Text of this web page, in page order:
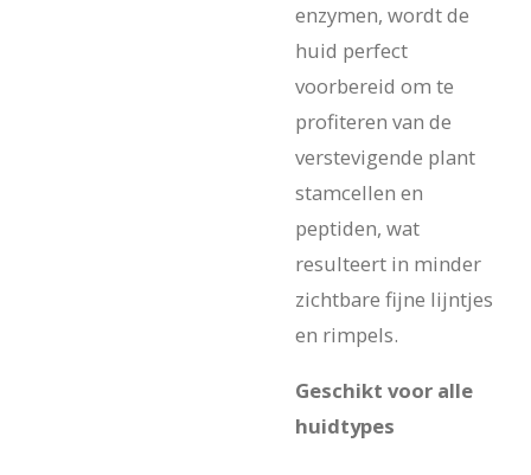
enzymen, wordt de
huid perfect
voorbereid om te
profiteren van de
verstevigende plant
stamcellen en
peptiden, wat
resulteert in minder
zichtbare fijne lijntjes
en rimpels.
Geschikt voor alle
huidtypes